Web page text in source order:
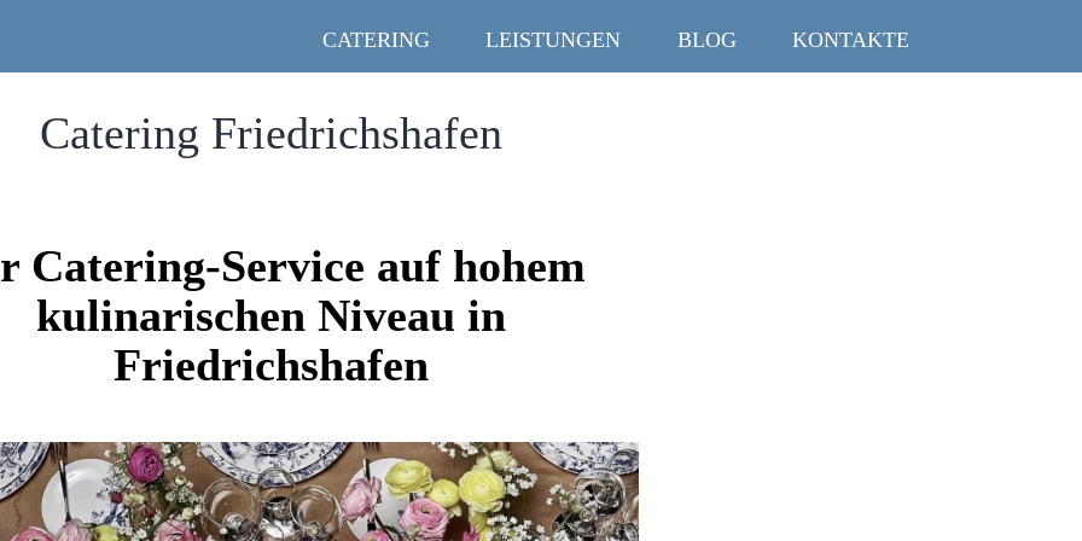
CATERING LEISTUNGEN BLOG KONTAKTE
Catering Friedrichshafen
Catering-Service auf hohem
kulinarischen Niveau in
Friedrichshafen